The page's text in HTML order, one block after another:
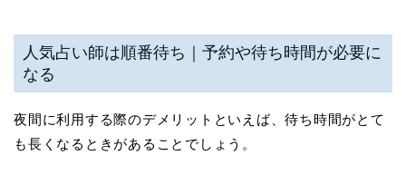
人気占い師は順番待ち｜予約や待ち時間が必要に
なる
夜間に利用する際のデメリットといえば、待ち時間がとて
も長くなるときがあることでしょう。